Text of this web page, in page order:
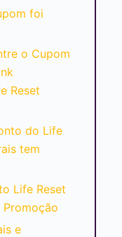
foi
o Cupom
Reset
do Life
tem
Life Reset
Promoção
e